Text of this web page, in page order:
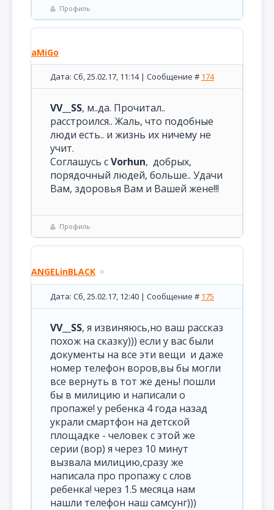
Профиль
aMiGo
Дата: Сб, 25.02.17, 11:14 | Сообщение # 174
VV__SS, м..да. Прочитал..
расстроился.. Жаль, что подобные
люди есть.. и жизнь их ничему не
учит.
Соглашусь сVorhun, добрых,
порядочный людей, больше.. Удачи
Вам, здоровья Вам и Вашей жене!!!
Профиль
ANGELinBLACK
Дата: Сб, 25.02.17, 12:40 | Сообщение # 175
VV__SS, я извиняюсь,но ваш рассказ
похож на сказку))) если у вас были
документы на все эти вещи и даже
номер телефон воров,вы бы могли
все вернуть в тот же день! пошли
бы в милицию и написали о
пропаже! у ребенка 4 года назад
украли смартфон на детской
площадке - человек с этой же
серии (вор) я через 10 минут
вызвала милицию,сразу же
написала про пропажу с слов
ребенка! через 1.5 месяца нам
нашли телефон наш самсунг)))